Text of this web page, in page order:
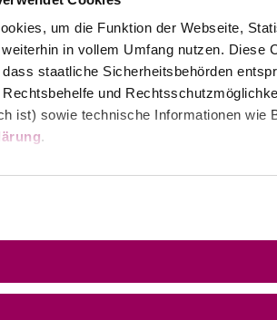
um die Funktion der Webseite,
in vollem Umfang nutzen.
staatliche Sicherheitsbehörden
und
ist) sowie technische Informationen
.